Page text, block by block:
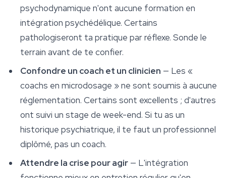
psychodynamique n'ont aucune formation en
intégration psychédélique. Certains
pathologiseront ta pratique par réflexe. Sonde le
terrain avant de te confier.
Confondre un coach et un clinicien — Les «
coachs en microdosage » ne sont soumis à aucune
réglementation. Certains sont excellents ; d'autres
ont suivi un stage de week-end. Si tu as un
historique psychiatrique, il te faut un professionnel
diplômé, pas un coach.
Attendre la crise pour agir — L'intégration